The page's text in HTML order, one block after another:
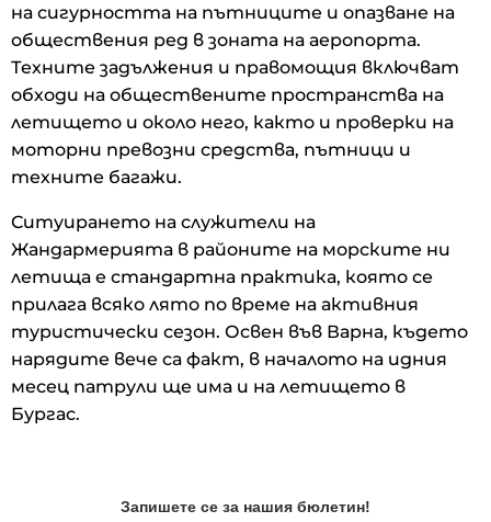
на сигурността на пътниците и опазване на
обществения ред в зоната на аеропорта.
Техните задължения и правомощия включват
обходи на обществените пространства на
летището и около него, както и проверки на
моторни превозни средства, пътници и
техните багажи.
Ситуирането на служители на
Жандармерията в районите на морските ни
летища е стандартна практика, която се
прилага всяко лято по време на активния
туристически сезон. Освен във Варна, където
нарядите вече са факт, в началото на идния
месец патрули ще има и на летището в
Бургас.